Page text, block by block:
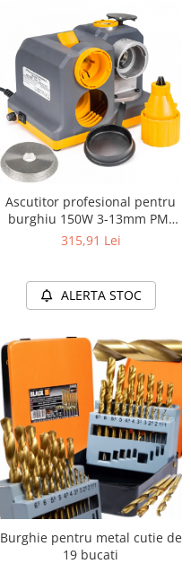
Ascutitor profesional pentru
burghiu 150W 3-13mm PM-
ODW-150
315,91 Lei
ALERTA STOC
Burghie pentru metal cutie de
19 bucati